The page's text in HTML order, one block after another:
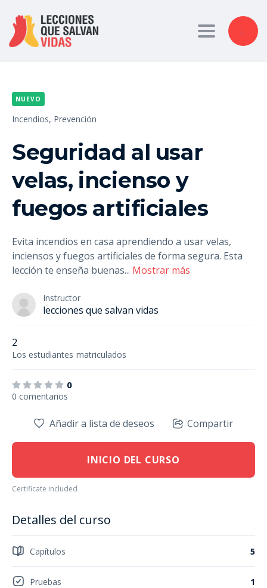
Toggle
Incendios, Prevención
NUEVO
Seguridad al usar
velas, incienso y
fuegos artificiales
Evita incendios en casa aprendiendo a usar velas,
inciensos y fuegos artificiales de forma segura. Esta
lección te enseña buenas... Mostrar más
Instructor
lecciones que salvan vidas
2
Los estudiantes matriculados
0
0 comentarios
Añadir a lista de deseos Compartir
INICIO DEL CURSO
Certificate included
Detalles del curso
Capítulos 5
Pruebas 1